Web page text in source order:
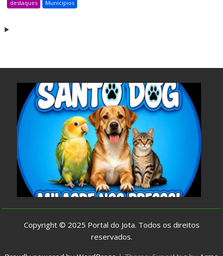
destaques Municipios
Copyright © 2025 Portal do Jota. Todos os direitos
reservados.